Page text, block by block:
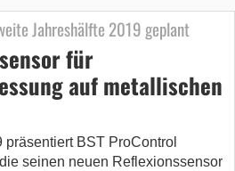
Jahreshälfte 2019 geplant
für
auf metallischen
BST ProControl
seinen neuen Reflexionssensor